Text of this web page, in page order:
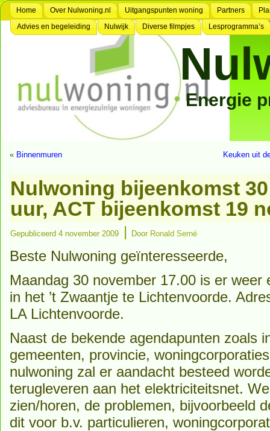
Home Over Nulwoning.nl Uitgangspunten woning Partners
Advies en begeleiding
Nulwijk Diverse filmpjes Lesprogramma’s
Energie
« Binnenmuren Keuken uit
Nulwoning bijeenkomst
uur, ACT bijeenkomst 19
Gepubliceerd 4 november 2009 | Door Ronald Serné
Beste Nulwoning geïnteresseerde,
Maandag 30 november 17.00 is er weer
in het ’t Zwaantje te Lichtenvoorde.
LA Lichtenvoorde.
Naast de bekende agendapunten zoals
gemeenten, provincie,
nulwoning zal er aandacht besteed
terugleveren aan het elektriciteitsnet.
zien/horen, de problemen, bijvoorbeeld
dit voor b.v. particulieren,